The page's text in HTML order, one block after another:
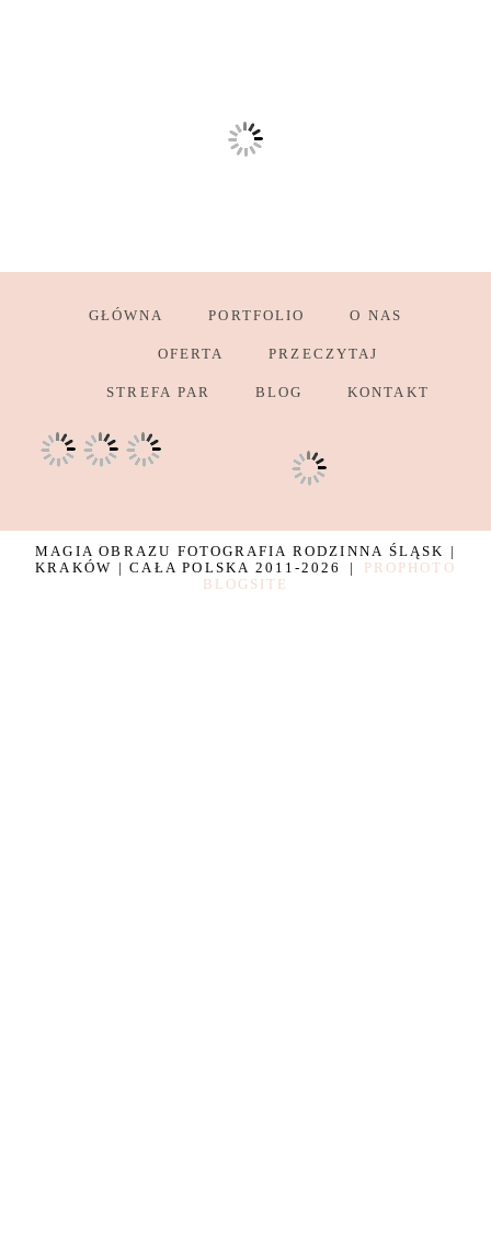
GŁÓWNA PORTFOLIO O NAS
OFERTA PRZECZYTAJ
STREFA PAR BLOG KONTAKT
MAGIA OBRAZU FOTOGRAFIA RODZINNA ŚLĄSK |
KRAKÓW | CAŁA POLSKA 2011-2026
|
PROPHOTO
BLOGSITE